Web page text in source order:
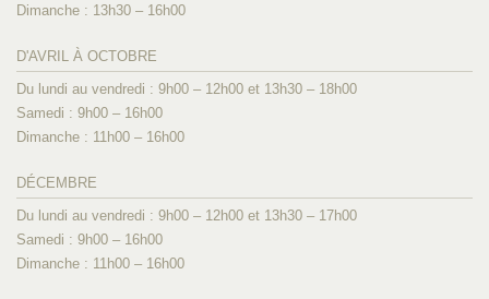
Dimanche : 13h30 – 16h00
D'AVRIL À OCTOBRE
Du lundi au vendredi : 9h00 – 12h00 et 13h30 – 18h00
Samedi : 9h00 – 16h00
Dimanche : 11h00 – 16h00
DÉCEMBRE
Du lundi au vendredi : 9h00 – 12h00 et 13h30 – 17h00
Samedi : 9h00 – 16h00
Dimanche : 11h00 – 16h00